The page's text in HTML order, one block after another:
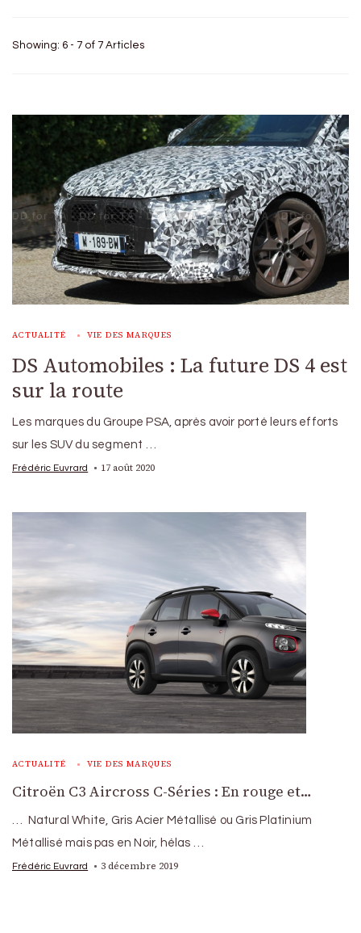
Showing: 6 - 7 of 7 Articles
ACTUALITÉ VIE DES MARQUES
DS Automobiles : La future DS 4 est
sur la route
Les marques du Groupe PSA, après avoir porté leurs efforts
sur les SUV du segment …
Frédéric Euvrard 17 août 2020
ACTUALITÉ VIE DES MARQUES
Citroën C3 Aircross C-Séries : En rouge et…
… Natural White, Gris Acier Métallisé ou Gris Platinium
Métallisé mais pas en Noir, hélas …
Frédéric Euvrard 3 décembre 2019